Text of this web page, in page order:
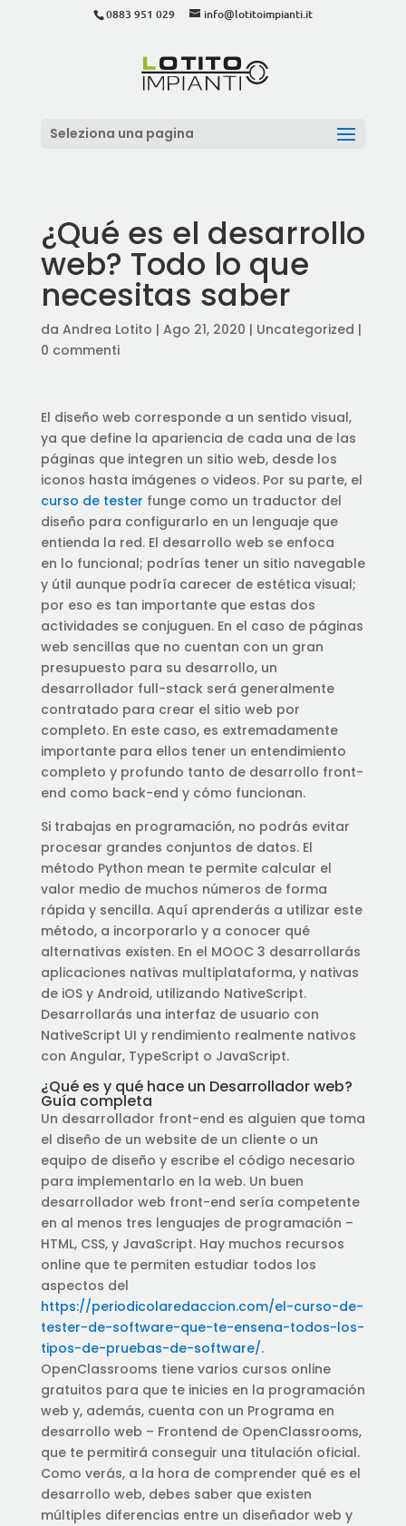
0883 951 029 info@lotitoimpianti.it
Seleziona una pagina
¿Qué es el desarrollo
web? Todo lo que
necesitas saber
da Andrea Lotito | Ago 21, 2020 | Uncategorized |
0 commenti
El diseño web corresponde a un sentido visual,
ya que define la apariencia de cada una de las
páginas que integren un sitio web, desde los
iconos hasta imágenes o videos. Por su parte, el
curso de tester funge como un traductor del
diseño para configurarlo en un lenguaje que
entienda la red. El desarrollo web se enfoca
en lo funcional; podrías tener un sitio navegable
y útil aunque podría carecer de estética visual;
por eso es tan importante que estas dos
actividades se conjuguen. En el caso de páginas
web sencillas que no cuentan con un gran
presupuesto para su desarrollo, un
desarrollador full-stack será generalmente
contratado para crear el sitio web por
completo. En este caso, es extremadamente
importante para ellos tener un entendimiento
completo y profundo tanto de desarrollo front-
end como back-end y cómo funcionan.
Si trabajas en programación, no podrás evitar
procesar grandes conjuntos de datos. El
método Python mean te permite calcular el
valor medio de muchos números de forma
rápida y sencilla. Aquí aprenderás a utilizar este
método, a incorporarlo y a conocer qué
alternativas existen. En el MOOC 3 desarrollarás
aplicaciones nativas multiplataforma, y nativas
de iOS y Android, utilizando NativeScript.
Desarrollarás una interfaz de usuario con
NativeScript UI y rendimiento realmente nativos
con Angular, TypeScript o JavaScript.
¿Qué es y qué hace un Desarrollador web?
Guía completa
Un desarrollador front-end es alguien que toma
el diseño de un website de un cliente o un
equipo de diseño y escribe el código necesario
para implementarlo en la web. Un buen
desarrollador web front-end sería competente
en al menos tres lenguajes de programación –
HTML, CSS, y JavaScript. Hay muchos recursos
online que te permiten estudiar todos los
aspectos del
https://periodicolaredaccion.com/el-curso-de-
tester-de-software-que-te-ensena-todos-los-
tipos-de-pruebas-de-software/.
OpenClassrooms tiene varios cursos online
gratuitos para que te inicies en la programación
web y, además, cuenta con un Programa en
desarrollo web – Frontend de OpenClassrooms,
que te permitirá conseguir una titulación oficial.
Como verás, a la hora de comprender qué es el
desarrollo web, debes saber que existen
múltiples diferencias entre un diseñador web y